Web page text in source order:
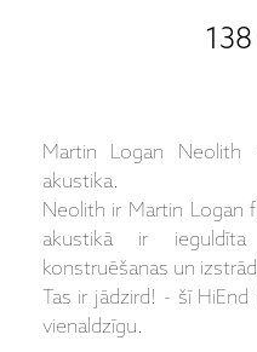
Martin Logan
akustika.
Neolith ir Martin Logan
akustikā ir
konstruēšanas un
Tas ir jādzird! - šī
vienaldzīgu.